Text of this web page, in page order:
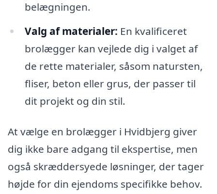
belægningen.
Valg af materialer: En kvalificeret
brolægger kan vejlede dig i valget af
de rette materialer, såsom natursten,
fliser, beton eller grus, der passer til
dit projekt og din stil.
At vælge en brolægger i Hvidbjerg giver
dig ikke bare adgang til ekspertise, men
også skræddersyede løsninger, der tager
højde for din ejendoms specifikke behov.